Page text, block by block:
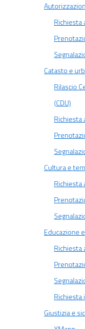
Richiesta
Catasto e
Rilascio
(CDU)
Richiesta
Cultura e
Richiesta
Educazione
Richiesta
Richiesta
Giustizia e